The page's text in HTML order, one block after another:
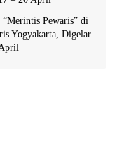
“Merintis Pewaris” di
Digelar